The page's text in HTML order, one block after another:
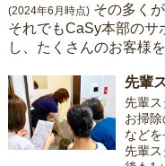
(2024年6月時点) その多く
それでもCaSy本部のサ
し、たくさんのお客様
先輩
先輩ス
お掃
など
先輩